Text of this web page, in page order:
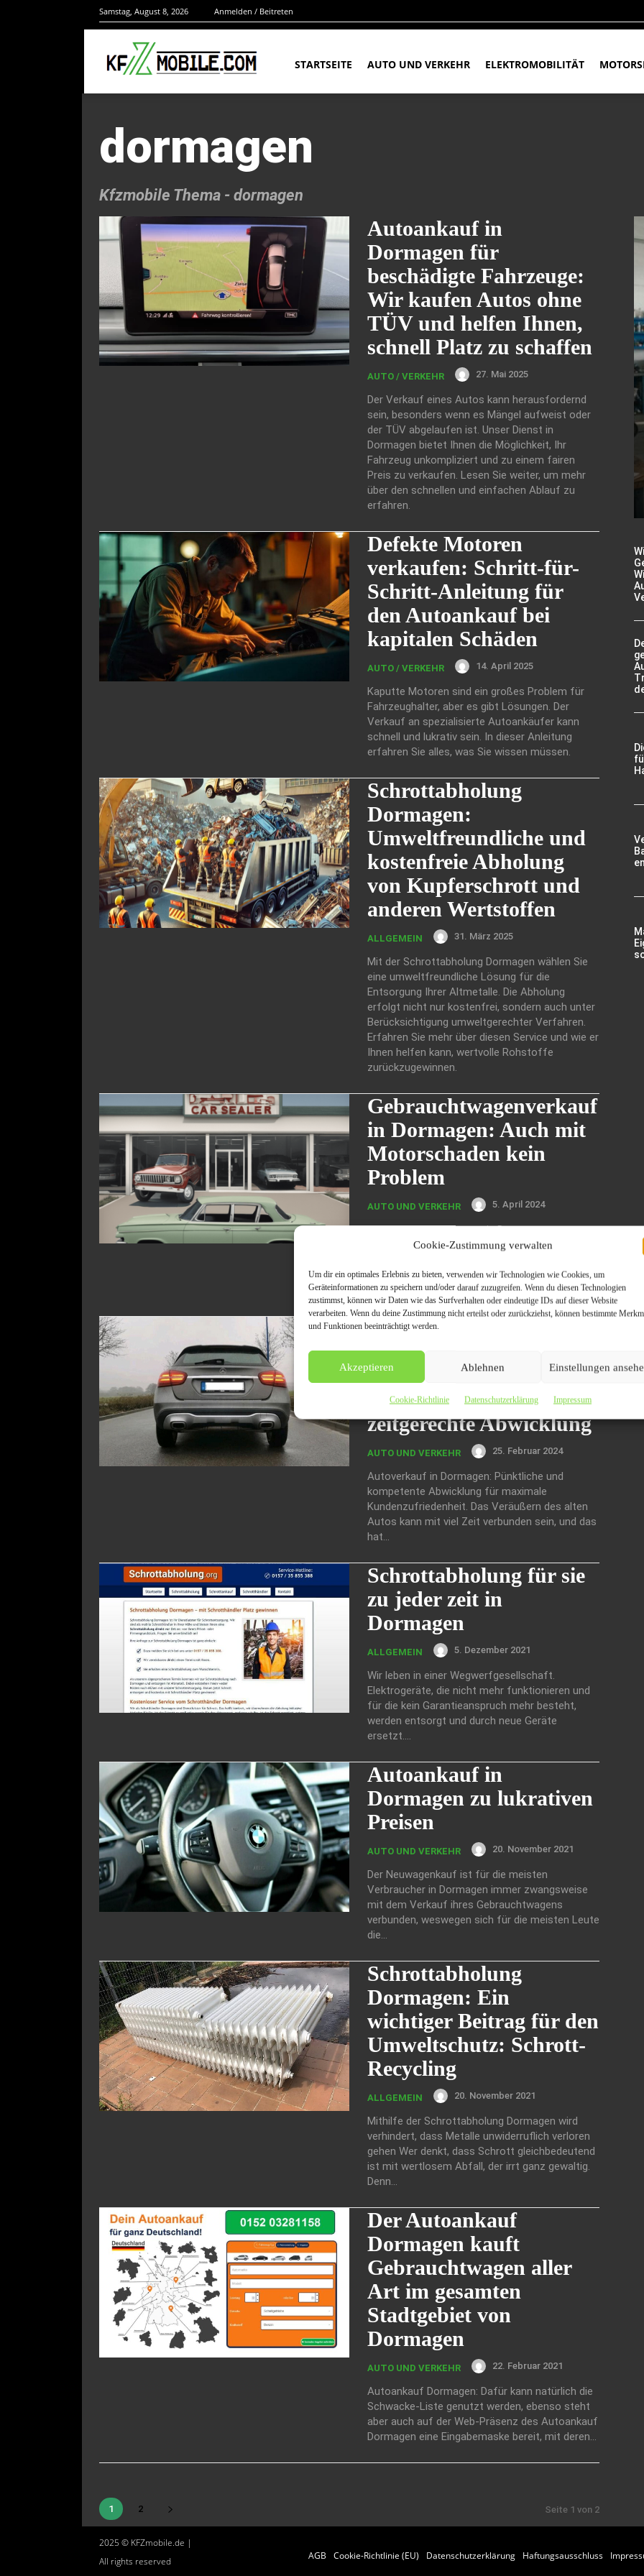
Cookie-Zustimmung verwalten
Um dir ein optimales Erlebnis zu bieten, verwenden wir Technologien wie Cookies, um
Geräteinformationen zu speichern und/oder darauf zuzugreifen. Wenn du diesen Technologien
zustimmst, können wir Daten wie das Surfverhalten oder eindeutige IDs auf dieser Website
verarbeiten. Wenn du deine Zustimmung nicht erteilst oder zurückziehst, können bestimmte
und Funktionen beeinträchtigt werden.
Akzeptieren Ablehnen Einstellungen
Cookie-Richtlinie Datenschutzerklärung Impressum
Samstag, August 8, 2026 Anmelden / Beitreten
STARTSEITE AUTO UND VERKEHR ELEKTROMOBILITÄT
dormagen
Kfzmobile Thema - dormagen
Autoankauf in
Dormagen für
beschädigte Fahrzeuge:
Wir kaufen Autos ohne
TÜV und helfen Ihnen,
schnell Platz zu schaffen
AUTO / VERKEHR 27. Mai 2025
Der Verkauf eines Autos kann herausfordernd
sein, besonders wenn es Mängel aufweist oder
der TÜV abgelaufen ist. Unser Dienst in
Dormagen bietet Ihnen die Möglichkeit, Ihr
Fahrzeug unkompliziert und zu einem fairen
Preis zu verkaufen. Lesen Sie weiter, um mehr
über den schnellen und einfachen Ablauf zu
erfahren.
Defekte Motoren
verkaufen: Schritt-für-
Schritt-Anleitung für
den Autoankauf bei
kapitalen Schäden
AUTO / VERKEHR 14. April 2025
Kaputte Motoren sind ein großes Problem für
Fahrzeughalter, aber es gibt Lösungen. Der
Verkauf an spezialisierte Autoankäufer kann
schnell und lukrativ sein. In dieser Anleitung
erfahren Sie alles, was Sie wissen müssen.
Schrottabholung
Dormagen:
Umweltfreundliche und
kostenfreie Abholung
von Kupferschrott und
anderen Wertstoffen
ALLGEMEIN 31. März 2025
Mit der Schrottabholung Dormagen wählen Sie
eine umweltfreundliche Lösung für die
Entsorgung Ihrer Altmetalle. Die Abholung
erfolgt nicht nur kostenfrei, sondern auch unter
Berücksichtigung umweltgerechter Verfahren.
Erfahren Sie mehr über diesen Service und wie er
Ihnen helfen kann, wertvolle Rohstoffe
zurückzugewinnen.
Gebrauchtwagenverkauf
in Dormagen: Auch mit
Motorschaden kein
Problem
AUTO UND VERKEHR 5. April 2024
Gebrauchtwagenexperte in Dormagen:
Autoankauf Dormagen jetzt auch für Fahrzeuge
Autoankauf Dormagen freut sich, seinen neuen
Service für den Ankauf von...
Autoverkauf in
Dormagen:
Kundenzufriedenheit
durch zuverlässige und
zeitgerechte Abwicklung
AUTO UND VERKEHR 25. Februar 2024
Autoverkauf in Dormagen: Pünktliche und
kompetente Abwicklung für maximale
Kundenzufriedenheit. Das Veräußern des alten
Autos kann mit viel Zeit verbunden sein, und das
hat...
Schrottabholung für sie
zu jeder zeit in
Dormagen
ALLGEMEIN 5. Dezember 2021
Wir leben in einer Wegwerfgesellschaft.
Elektrogeräte, die nicht mehr funktionieren und
für die kein Garantieanspruch mehr besteht,
werden entsorgt und durch neue Geräte
ersetzt....
Autoankauf in
Dormagen zu lukrativen
Preisen
AUTO UND VERKEHR 20. November 2021
Der Neuwagenkauf ist für die meisten
Verbraucher in Dormagen immer zwangsweise
mit dem Verkauf ihres Gebrauchtwagens
verbunden, weswegen sich für die meisten Leute
die...
Schrottabholung
Dormagen: Ein
wichtiger Beitrag für den
Umweltschutz: Schrott-
Recycling
ALLGEMEIN 20. November 2021
Mithilfe der Schrottabholung Dormagen wird
verhindert, dass Metalle unwiderruflich verloren
gehen Wer denkt, dass Schrott gleichbedeutend
ist mit wertlosem Abfall, der irrt ganz gewaltig.
Denn...
Der Autoankauf
Dormagen kauft
Gebrauchtwagen aller
Art im gesamten
Stadtgebiet von
Dormagen
AUTO UND VERKEHR 22. Februar 2021
Autoankauf Dormagen: Dafür kann natürlich die
Schwacke-Liste genutzt werden, ebenso steht
aber auch auf der Web-Präsenz des Autoankauf
Dormagen eine Eingabemaske bereit, mit deren...
1 2 Seite 1 von 2
2025 © KFZmobile.de |
All rights reserved
AGB Cookie-Richtlinie (EU) Datenschutzerklärung Haftungsausschluss